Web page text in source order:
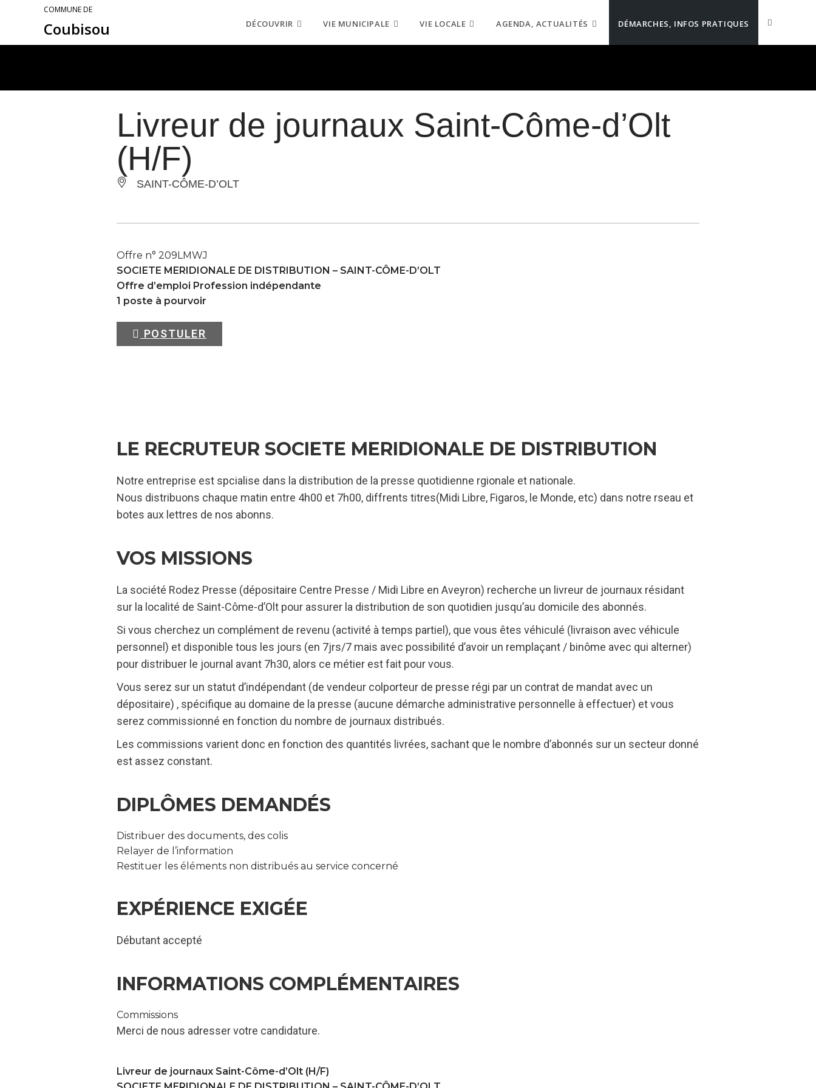
COMMUNE DE
Coubisou DÉCOUVRIR VIE MUNICIPALE VIE LOCALE AGENDA, ACTUALITÉS DÉMARCHES, INFOS PRATIQUES
Livreur de journaux Saint-Côme-d’Olt
(H/F)
SAINT-CÔME-D’OLT
Offre n° 209LMWJ
SOCIETE MERIDIONALE DE DISTRIBUTION – SAINT-CÔME-D’OLT
Offre d’emploi Profession indépendante
1 poste à pourvoir
POSTULER
LE RECRUTEUR SOCIETE MERIDIONALE DE DISTRIBUTION
Notre entreprise est spcialise dans la distribution de la presse quotidienne rgionale et nationale.
Nous distribuons chaque matin entre 4h00 et 7h00, diffrents titres(Midi Libre, Figaros, le Monde, etc) dans notre rseau et
botes aux lettres de nos abonns.
VOS MISSIONS
La société Rodez Presse (dépositaire Centre Presse / Midi Libre en Aveyron) recherche un livreur de journaux résidant
sur la localité de Saint-Côme-d’Olt pour assurer la distribution de son quotidien jusqu’au domicile des abonnés.
Si vous cherchez un complément de revenu (activité à temps partiel), que vous êtes véhiculé (livraison avec véhicule
personnel) et disponible tous les jours (en 7jrs/7 mais avec possibilité d’avoir un remplaçant / binôme avec qui alterner)
pour distribuer le journal avant 7h30, alors ce métier est fait pour vous.
Vous serez sur un statut d’indépendant (de vendeur colporteur de presse régi par un contrat de mandat avec un
dépositaire) , spécifique au domaine de la presse (aucune démarche administrative personnelle à effectuer) et vous
serez commissionné en fonction du nombre de journaux distribués.
Les commissions varient donc en fonction des quantités livrées, sachant que le nombre d’abonnés sur un secteur donné
est assez constant.
DIPLÔMES DEMANDÉS
Distribuer des documents, des colis
Relayer de l’information
Restituer les éléments non distribués au service concerné
EXPÉRIENCE EXIGÉE
Débutant accepté
INFORMATIONS COMPLÉMENTAIRES
Commissions
Merci de nous adresser votre candidature.
Livreur de journaux Saint-Côme-d’Olt (H/F)